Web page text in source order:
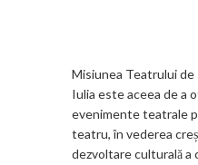
Misiunea Teatrului de
Iulia este aceea de a
evenimente teatrale
teatru, în vederea
dezvoltare culturală a